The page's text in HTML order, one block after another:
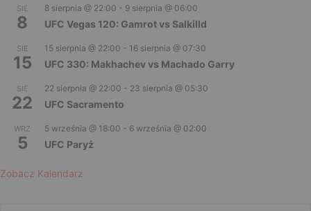
SIE
8
8 sierpnia @ 22:00 - 9 sierpnia @ 06:00
UFC Vegas 120: Gamrot vs Salkilld
SIE
15
15 sierpnia @ 22:00 - 16 sierpnia @ 07:30
UFC 330: Makhachev vs Machado Garry
SIE
22
22 sierpnia @ 22:00 - 23 sierpnia @ 05:30
UFC Sacramento
WRZ
5
5 września @ 18:00 - 6 września @ 02:00
UFC Paryż
Zobacz Kalendarz